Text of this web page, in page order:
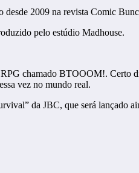
desde 2009 na revista Comic
pelo estúdio Madhouse.
chamado BTOOOM!. Certo
vez no mundo real.
da JBC, que será lançado